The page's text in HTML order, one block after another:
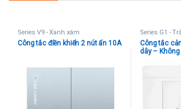
Series V9 - Xanh xám
Công tắc điền khiển 2 nút ấn 10A
Series G1 -
Công tắc
dây –